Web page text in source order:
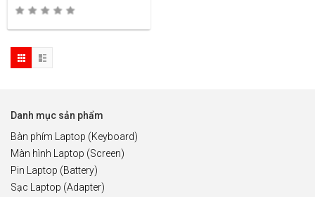
Danh mục sản phẩm
Bàn phím Laptop (Keyboard)
Màn hình Laptop (Screen)
Pin Laptop (Battery)
Sạc Laptop (Adapter)